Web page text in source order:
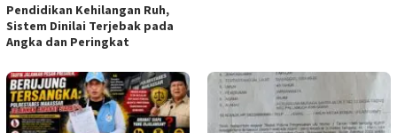
Pendidikan Kehilangan Ruh,
Sistem Dinilai Terjebak pada
Angka dan Peringkat